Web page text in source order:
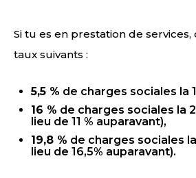
Si tu es en prestation de
taux suivants :
5,5 % de charges sociales la
16 % de charges sociales la
lieu de 11 % auparavant),
19,8 % de charges sociales
lieu de 16,5% auparavant).